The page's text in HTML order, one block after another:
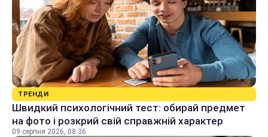
ТРЕНДИ
Швидкий психологічний тест: обирай предмет
на фото і розкрий свій справжній характер
09 серпня 2026, 08:36